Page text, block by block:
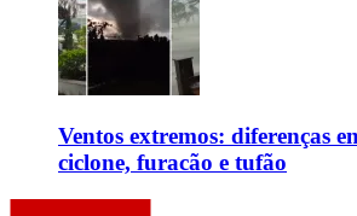
Ventos extremos: diferenças
ciclone, furacão e tufão